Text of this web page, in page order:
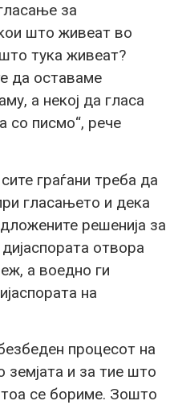
за
што живеат во
тука живеат?
да оставаме
а некој да гласа
со писмо“, рече
граѓани треба да
гласањето и дека
решенија за
отвора
а воедно ги
на
процесот на
и за тие што
се бориме. Зошто